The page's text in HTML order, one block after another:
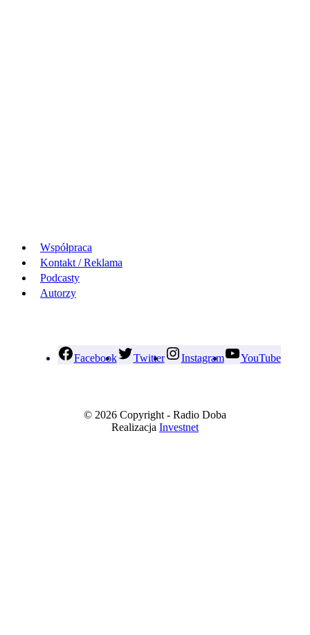
Współpraca
Kontakt / Reklama
Podcasty
Autorzy
Facebook Twitter Instagram YouTube
© 2026 Copyright - Radio Doba
Realizacja Investnet